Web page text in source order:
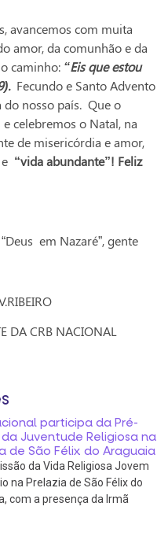
avancemos com muita
amor, da comunhão e da
caminho: “Eis que estou
Fecundo e Santo Advento
do nosso país. Que o
celebremos o Natal, na
de misericórdia e amor,
“vida abundante”! Feliz
em Nazaré”, gente
NACIONAL
participa da Pré-
da Juventude Religiosa na
de São Félix do Araguaia
da Vida Religiosa Jovem
na Prelazia de São Félix do
com a presença da Irmã